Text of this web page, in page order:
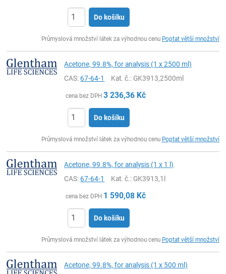
Do košíku
Průmyslová množství látek za výhodnou cenu Poptat větší množství
Acetone, 99.8%, for analysis (1 x 2500 ml)
CAS:67-64-1 Kat. č.: GK3913,2500ml
cena bez DPH 3 236,36 Kč
Do košíku
Průmyslová množství látek za výhodnou cenu Poptat větší množství
Acetone, 99.8%, for analysis (1 x 1 l)
CAS:67-64-1 Kat. č.: GK3913,1l
cena bez DPH 1 590,08 Kč
Do košíku
Průmyslová množství látek za výhodnou cenu Poptat větší množství
Acetone, 99.8%, for analysis (1 x 500 ml)